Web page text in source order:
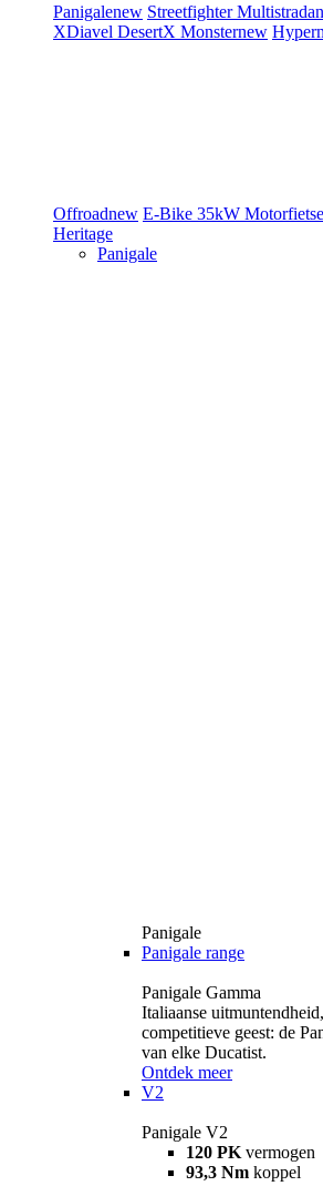
Panigalenew StreetfighterMultistrada
XDiavel DesertX Monsternew
Offroadnew E-Bike 35kW
Heritage
Panigale
Panigale
Panigale range
Panigale Gamma
Italiaanse
competitieve geest: de
van elke Ducatist.
Ontdek meer
V2
Panigale V2
120 PK vermogen
93,3 Nm koppel